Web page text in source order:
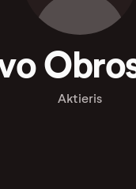
Aktieris